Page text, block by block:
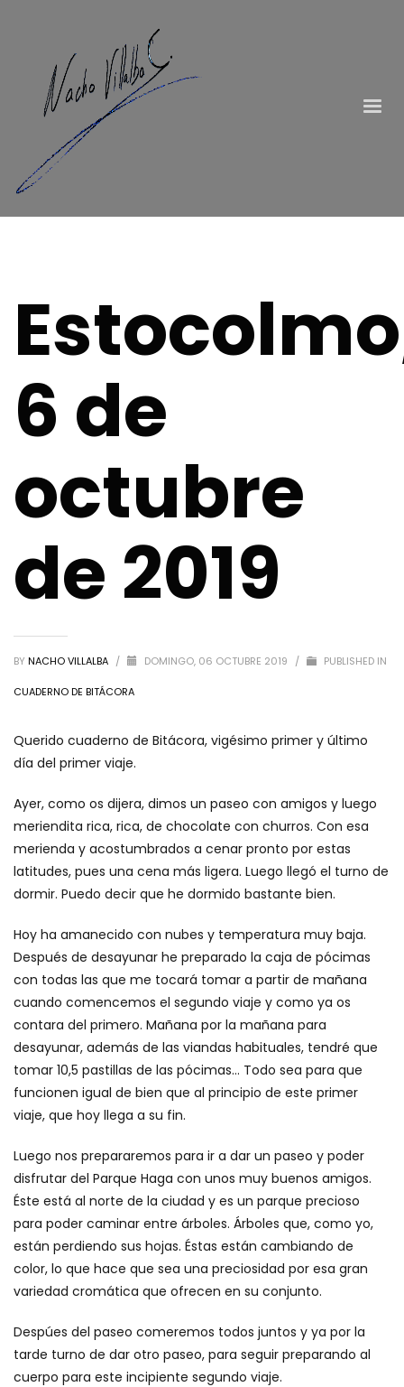
6 de
octubre
de 2019
BY NACHO VILLALBA / DOMINGO, 06 OCTUBRE 2019 / PUBLISHED IN
CUADERNO DE BITÁCORA
Querido cuaderno de Bitácora, vigésimo primer y último
día del primer viaje.
Ayer, como os dijera, dimos un paseo con amigos y luego
meriendita rica, rica, de chocolate con churros. Con esa
merienda y acostumbrados a cenar pronto por estas
latitudes, pues una cena más ligera. Luego llegó el turno de
dormir. Puedo decir que he dormido bastante bien.
Hoy ha amanecido con nubes y temperatura muy baja.
Después de desayunar he preparado la caja de pócimas
con todas las que me tocará tomar a partir de mañana
cuando comencemos el segundo viaje y como ya os
contara del primero. Mañana por la mañana para
desayunar, además de las viandas habituales, tendré que
tomar 10,5 pastillas de las pócimas… Todo sea para que
funcionen igual de bien que al principio de este primer
viaje, que hoy llega a su fin.
Luego nos prepararemos para ir a dar un paseo y poder
disfrutar del Parque Haga con unos muy buenos amigos.
Éste está al norte de la ciudad y es un parque precioso
para poder caminar entre árboles. Árboles que, como yo,
están perdiendo sus hojas. Éstas están cambiando de
color, lo que hace que sea una preciosidad por esa gran
variedad cromática que ofrecen en su conjunto.
Despúes del paseo comeremos todos juntos y ya por la
tarde turno de dar otro paseo, para seguir preparando al
cuerpo para este incipiente segundo viaje.